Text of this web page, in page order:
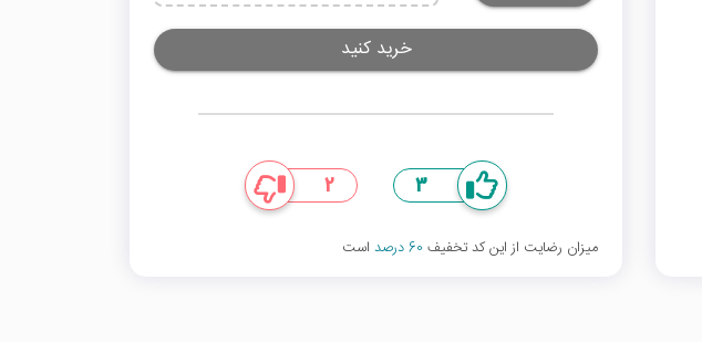
خرید کنید
3
2
میزان رضایت از این کد تخفیف 60 درصد است